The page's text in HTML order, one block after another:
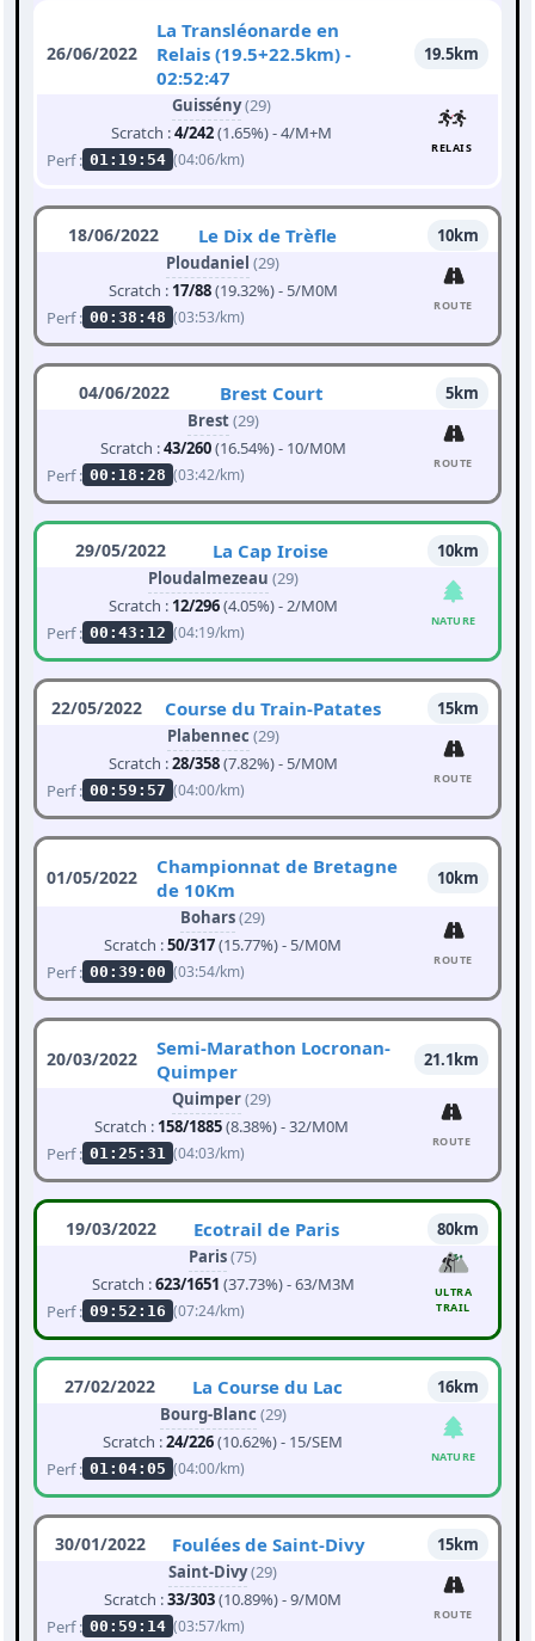
26/06/2022
La Transléonarde en
Relais (19.5+22.5km) -
02:52:47
19.5km
Guissény(29)
Scratch :4/242(1.65%) - 4/M+M
Perf : 01:19:54 (04:06/km)
RELAIS
18/06/2022 Le Dix de Trèfle
10km
Ploudaniel (29)
Scratch : 17/88(19.32%) - 5/M0M
Perf : 00:38:48 (03:53/km)
ROUTE
04/06/2022 Brest Court
5km
Brest(29)
Scratch :43/260(16.54%) - 10/M0M
Perf : 00:18:28 (03:42/km)
ROUTE
29/05/2022 La Cap Iroise
10km
Ploudalmezeau (29)
Scratch : 12/296(4.05%) - 2/M0M
Perf : 00:43:12 (04:19/km)
NATURE
22/05/2022 Course du Train-Patates
15km
Plabennec (29)
Scratch :28/358(7.82%) - 5/M0M
Perf : 00:59:57 (04:00/km)
ROUTE
01/05/2022
Championnat de Bretagne
de 10Km
10km
Bohars(29)
Scratch :50/317(15.77%) - 5/M0M
Perf : 00:39:00 (03:54/km)
ROUTE
20/03/2022
Semi-Marathon Locronan-
Quimper
21.1km
Quimper(29)
Scratch : 158/1885(8.38%) - 32/M0M
Perf : 01:25:31 (04:03/km)
ROUTE
19/03/2022 Ecotrail de Paris
80km
Paris(75)
Scratch :623/1651 (37.73%) - 63/M3M
Perf : 09:52:16 (07:24/km)
ULTRA
TRAIL
27/02/2022 La Course du Lac
16km
Bourg-Blanc (29)
Scratch :24/226(10.62%) - 15/SEM
Perf : 01:04:05 (04:00/km)
NATURE
30/01/2022 Foulées de Saint-Divy
15km
Saint-Divy(29)
Scratch :33/303(10.89%) - 9/M0M
Perf : 00:59:14 (03:57/km)
ROUTE